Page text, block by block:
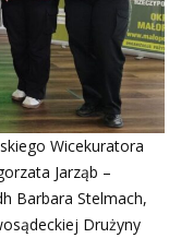
Wicekuratora
Jarząb –
Barbara Stelmach,
Drużyny